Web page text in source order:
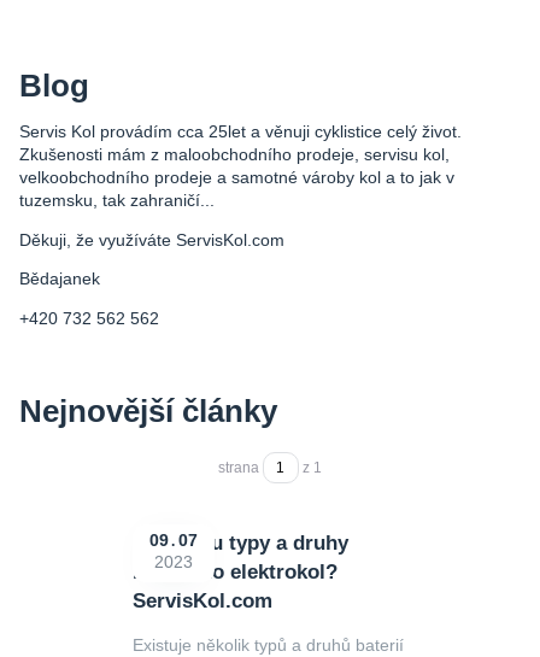
Blog
Servis Kol provádím cca 25let a věnuji cyklistice celý život.
Zkušenosti mám z maloobchodního prodeje, servisu kol,
velkoobchodního prodeje a samotné vároby kol a to jak v
tuzemsku, tak zahraničí...
Děkuji, že využíváte ServisKol.com
Bědajanek
+420 732 562 562
Nejnovější články
strana z 1
Jake jsou typy a druhy
baterií do elektrokol?
ServisKol.com
09 07
2023
Existuje několik typů a druhů baterií